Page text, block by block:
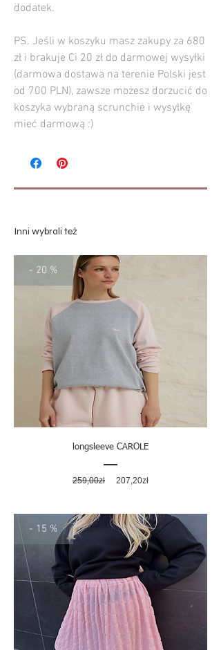
dodatek.
PS. Jeśli w koszyku masz zakupy za 680
zł i brakuje Ci 20 zł do darmowej wysyłki
(darmowa dostawa na terenie Polski jest
od 700 PLN), zawsze możesz dorzucić do
koszyka wybraną scrunchie i wysyłkę
mieć darmową :)
Inni wybrali też
- 20 %
longsleeve CAROLE
259,00zł
Regularna
207,20złCena
- 15 %